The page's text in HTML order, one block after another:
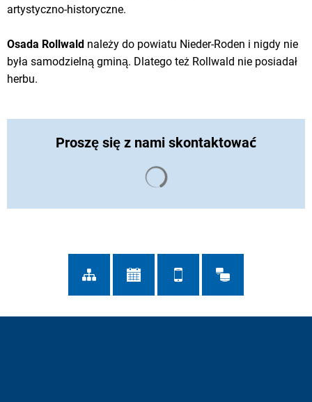
artystyczno-historyczne.
Osada Rollwald należy do powiatu Nieder-Roden i nigdy nie
była samodzielną gminą. Dlatego też Rollwald nie posiadał
herbu.
Proszę się z nami skontaktować